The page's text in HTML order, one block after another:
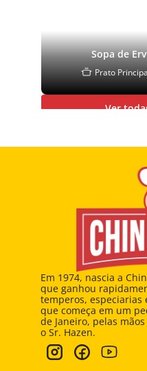
Sopa de
Prato
Ver
Em 1974, nascia a
que ganhou
temperos, especiarias
que começa em um
de Janeiro, pelas
o Sr. Hazen.